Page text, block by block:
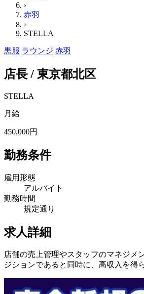
›
赤羽
›
STELLA
黒服 ラウンジ 赤羽
店長 / 東京都北区
STELLA
月給
450,000円
勤務条件
雇用形態
アルバイト
勤務時間
規定通り
求人詳細
店舗の売上管理やスタッフのマネジメ
ジションであると同時に、高収入を得